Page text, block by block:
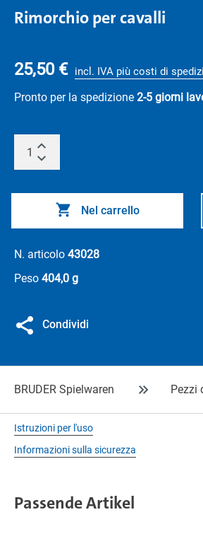
Rimorchio per cavalli
25,50 € incl. IVA più costi di
Pronto per la spedizione 2-5 giorni
Nel carrello
N. articolo 43028
Peso 404,0 g
Condividi
BRUDER Spielwaren Pezzi
Istruzioni per l'uso
Informazioni sulla sicurezza
Passende Artikel